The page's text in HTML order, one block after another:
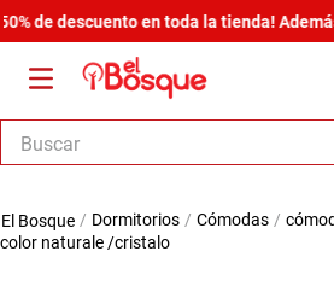
de descuento en toda la tienda! Además,
Buscar
dormitorios cómodas
color naturale /cristalo
1.
armario